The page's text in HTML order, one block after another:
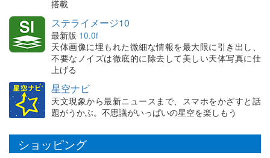
搭載
ステライメージ10
最新版 10.0f
天体画像に埋もれた微細な情報を最大限に引き出し、
不要なノイズは徹底的に除去して美しい天体写真に仕
上げる
星空ナビ
天文現象から最新ニュースまで、スマホをかざすと話
題がうかぶ。不思議がいっぱいの星空を楽しもう
ショッピング